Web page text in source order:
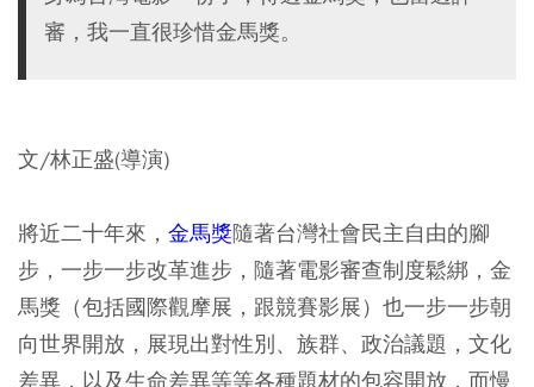
審，我一直很珍惜金馬獎。
文/林正盛(導演)
將近二十年來， 金馬獎隨著台灣社會民主自由的腳
步，一步一步改革進步，隨著電影審查制度鬆綁，金
馬獎（包括國際觀摩展，跟競賽影展）也一步一步朝
向世界開放，展現出對性別、族群、政治議題，文化
差異，以及生命差異等等各種題材的包容開放，而慢